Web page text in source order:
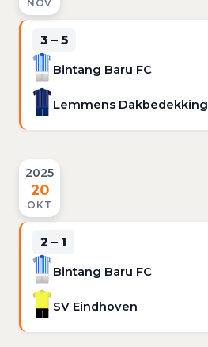
NOV
3 – 5
Bintang Baru FC
Lemmens Dakbedekking
2025
20
OKT
2 – 1
Bintang Baru FC
SV Eindhoven